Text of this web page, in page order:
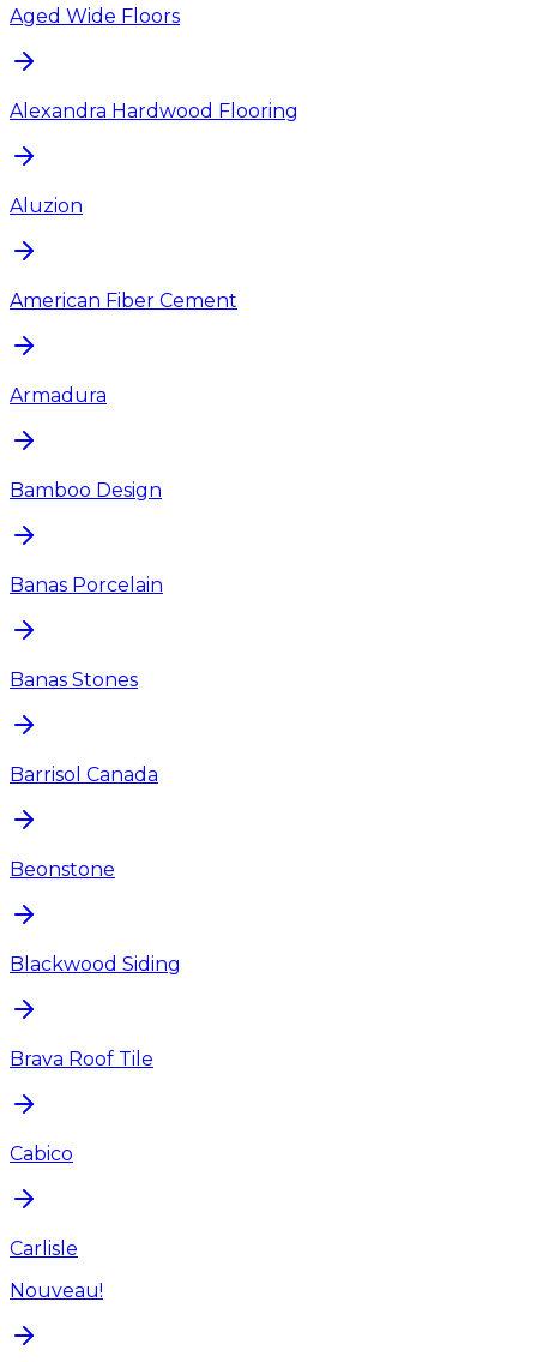
Aged Wide Floors
Alexandra Hardwood Flooring
Aluzion
American Fiber Cement
Armadura
Bamboo Design
Banas Porcelain
Banas Stones
Barrisol Canada
Beonstone
Blackwood Siding
Brava Roof Tile
Cabico
Carlisle
Nouveau!